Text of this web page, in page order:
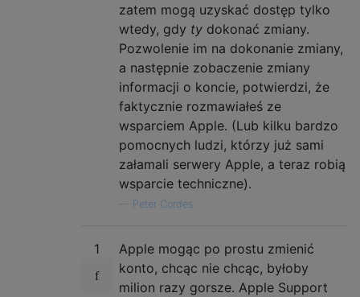
zatem mogą uzyskać dostęp tylko
wtedy, gdy ty dokonać zmiany.
Pozwolenie im na dokonanie zmiany,
a następnie zobaczenie zmiany
informacji o koncie, potwierdzi, że
faktycznie rozmawiałeś ze
wsparciem Apple. (Lub kilku bardzo
pomocnych ludzi, którzy już sami
załamali serwery Apple, a teraz robią
wsparcie techniczne).
Peter Cordes
1
Apple mogąc po prostu zmienić
konto, chcąc nie chcąc, byłoby
milion razy gorsze. Apple Support